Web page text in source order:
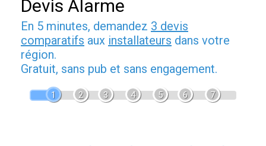
Devis Alarme
En 5 minutes, demandez 3 devis
comparatifs aux installateurs dans votre
région.
Gratuit, sans pub et sans engagement.
1 2 3 4 5 6 7